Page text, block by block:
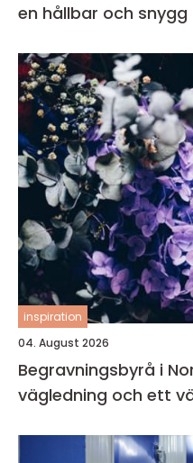
en hållbar och
inspiration
04. August 2026
Begravningsbyrå i
vägledning och ett